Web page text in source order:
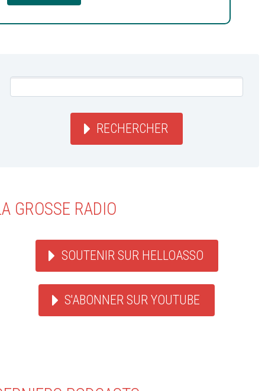
RECHERCHER
GROSSE RADIO
SOUTENIR SUR HELLOASSO
S'ABONNER SUR YOUTUBE